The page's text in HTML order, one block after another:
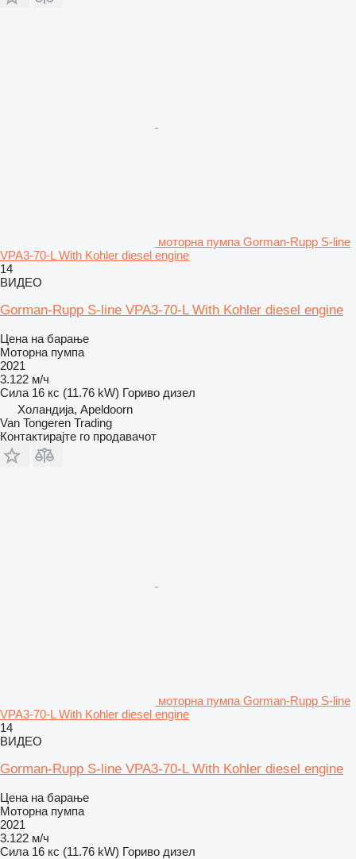
моторна пумпа Gorman-Rupp S-line
VPA3-70-L With Kohler diesel engine
14
ВИДЕО
Gorman-Rupp S-line VPA3-70-L With Kohler diesel engine
Цена на барање
Моторна пумпа
2021
3.122 м/ч
Сила 16 кс (11.76 kW) Гориво дизел
Холандија, Apeldoorn
Van Tongeren Trading
Контактирајте го продавачот
моторна пумпа Gorman-Rupp S-line
VPA3-70-L With Kohler diesel engine
14
ВИДЕО
Gorman-Rupp S-line VPA3-70-L With Kohler diesel engine
Цена на барање
Моторна пумпа
2021
3.122 м/ч
Сила 16 кс (11.76 kW) Гориво дизел